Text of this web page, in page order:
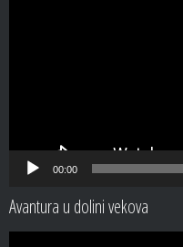
00:00
Avantura u dolini vekova